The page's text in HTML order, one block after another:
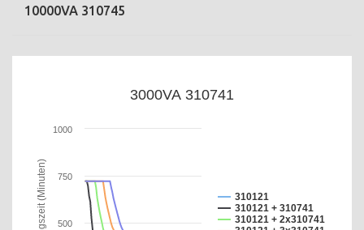
10000VA 310745
3000VA 310741
310121
310121 + 310741
310121 + 2x310741
500
750
1000